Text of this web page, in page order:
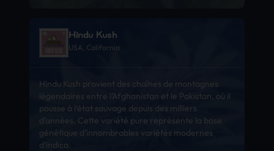
Hindu Kush
USA, California
Hindu Kush provient des chaînes de montagnes
légendaires entre l’Afghanistan et le Pakistan, où il
pousse à l’état sauvage depuis des milliers
d’années. Cette variété pure représente la base
génétique d’innombrables variétés modernes
d’indica.